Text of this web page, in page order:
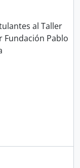
al Taller
Fundación Pablo